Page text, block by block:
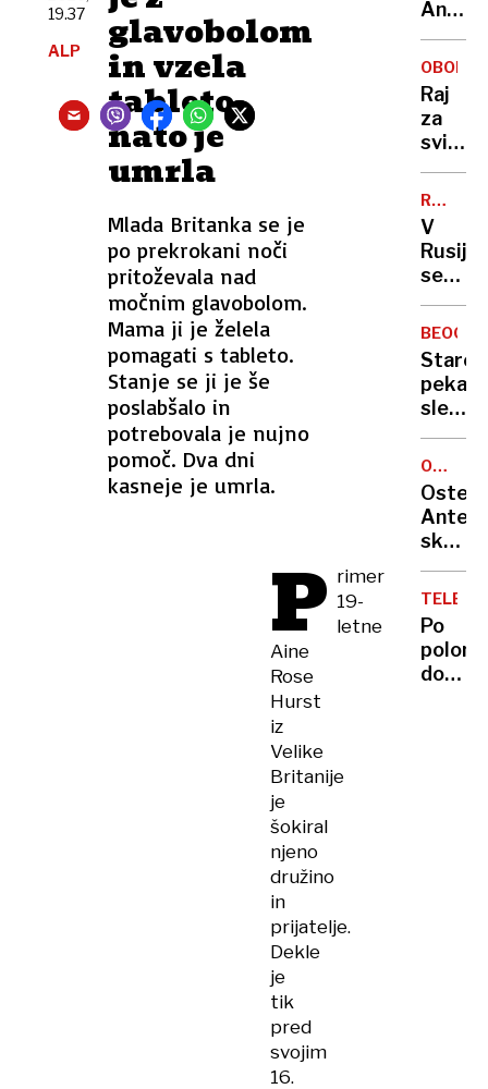
glavobolom
in vzela
tableto,
nato je
umrla
Mlada Britanka se je
po prekrokani noči
pritoževala nad
močnim glavobolom.
Mama ji je želela
pomagati s tableto.
Stanje se ji je še
poslabšalo in
potrebovala je nujno
pomoč. Dva dni
kasneje je umrla.
19.37
ALP
P rimer
19-
letne
Aine
Rose
Hurst
iz
Velike
Britanije
je
šokiral
njeno
družino
in
prijatelje.
Dekle
je
tik
pred
svojim
16.
zdi
Anže
Logar
izdelal
prvo
in
edino
leseno
barko
za
Raj
za
na
otoku:
buri
duhove
TREND
V
Rusiji
se
širi
nova
črne
vdove,
ki se
z
vojaki
samo
zaradi
peka
slekla
in
potem
ga je
s
ubila
in
OCENA
skriti
biser
tik
za
mejo,
kjer
za
Po